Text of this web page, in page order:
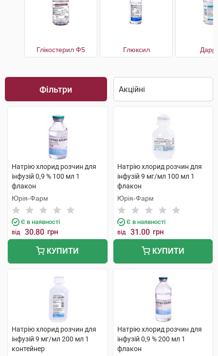
Глікостерил Ф5 Глюксил
Фільтри
Натрію хлорид розчин для
інфузій 0,9 % 100 мл 1
флакон
Юрія-Фарм
Є в наявності
від 30.80 грн
КУПИТИ
Натрію хлорид розчин для
інфузій 9 мг/мл 100 мл 1
флакон
Юрія-Фарм
Є в наявності
від 31.00 грн
КУПИТИ
Натрію хлорид розчин для
інфузій 9 мг/мл 200 мл 1
контейнер
Натрію хлорид розчин для
інфузій 0,9 % 200 мл 1
флакон